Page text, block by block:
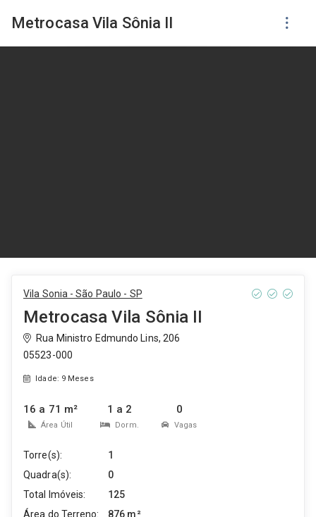
Metrocasa Vila Sônia II
Vila Sonia - São Paulo - SP
Metrocasa Vila Sônia II
Rua Ministro Edmundo Lins, 206
05523-000
Idade: 9 Meses
16 a 71 m²
Área Útil
1 a 2
Dorm.
0
Vagas
Torre(s):
1
Quadra(s):
0
Total Imóveis:
125
Área do Terreno:
876 m²